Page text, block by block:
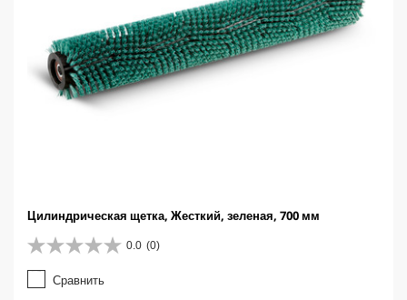
Цилиндрическая щетка, Жесткий, зеленая, 700 мм
0.0 (0)
0
.
0
Сравнить